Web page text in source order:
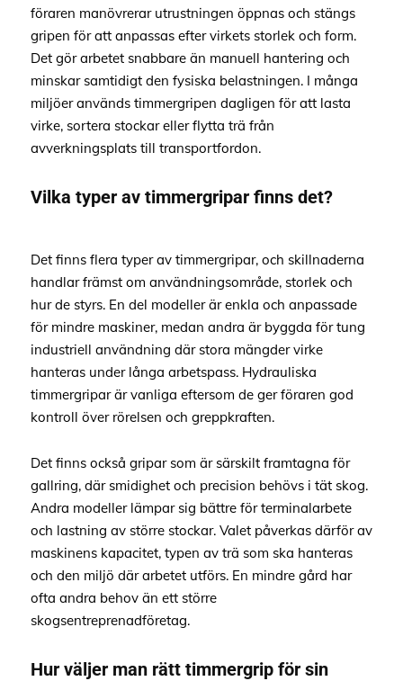
föraren manövrerar utrustningen öppnas och stängs
gripen för att anpassas efter virkets storlek och form.
Det gör arbetet snabbare än manuell hantering och
minskar samtidigt den fysiska belastningen. I många
miljöer används timmergripen dagligen för att lasta
virke, sortera stockar eller flytta trä från
avverkningsplats till transportfordon.
Vilka typer av timmergripar finns det?
Det finns flera typer av timmergripar, och skillnaderna
handlar främst om användningsområde, storlek och
hur de styrs. En del modeller är enkla och anpassade
för mindre maskiner, medan andra är byggda för tung
industriell användning där stora mängder virke
hanteras under långa arbetspass. Hydrauliska
timmergripar är vanliga eftersom de ger föraren god
kontroll över rörelsen och greppkraften.
Det finns också gripar som är särskilt framtagna för
gallring, där smidighet och precision behövs i tät skog.
Andra modeller lämpar sig bättre för terminalarbete
och lastning av större stockar. Valet påverkas därför av
maskinens kapacitet, typen av trä som ska hanteras
och den miljö där arbetet utförs. En mindre gård har
ofta andra behov än ett större
skogsentreprenadföretag.
Hur väljer man rätt timmergrip för sin